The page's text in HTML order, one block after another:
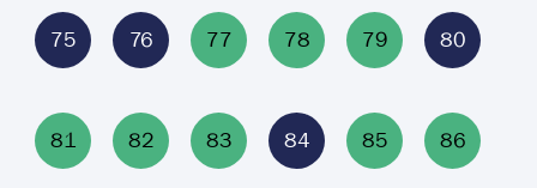
75 76 77 78 79 80
81 82 83 84 85 86